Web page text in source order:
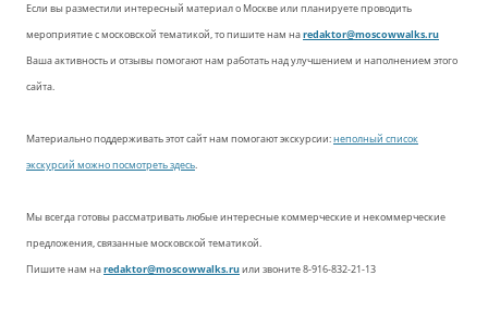
Если вы разместили интересный материал о Москве или планируете проводить
мероприятие с московской тематикой, то пишите нам наredaktor@moscowwalks.ru
Ваша активность и отзывы помогают нам работать над улучшением и наполнением этого
сайта.
Материально поддерживать этот сайт нам помогают экскурсии:неполный список
экскурсий можно посмотреть здесь.
Мы всегда готовы рассматривать любые интересные коммерческие и некоммерческие
предложения, связанные московской тематикой.
Пишите нам наredaktor@moscowwalks.ruили звоните 8-916-832-21-13